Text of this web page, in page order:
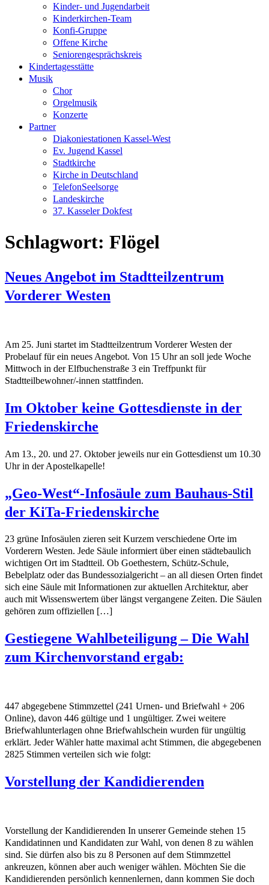
Kinder- und Jugendarbeit
Kinderkirchen-Team
Konfi-Gruppe
Offene Kirche
Seniorengesprächskreis
Kindertagesstätte
Musik
Chor
Orgelmusik
Konzerte
Partner
Diakoniestationen Kassel-West
Ev. Jugend Kassel
Stadtkirche
Kirche in Deutschland
TelefonSeelsorge
Landeskirche
37. Kasseler Dokfest
Schlagwort: Flögel
Neues Angebot im Stadtteilzentrum
Vorderer Westen
Am 25. Juni startet im Stadtteilzentrum Vorderer Westen der
Probelauf für ein neues Angebot. Von 15 Uhr an soll jede Woche
Mittwoch in der Elfbuchenstraße 3 ein Treffpunkt für
Stadtteilbewohner/-innen stattfinden.
Im Oktober keine Gottesdienste in der
Friedenskirche
Am 13., 20. und 27. Oktober jeweils nur ein Gottesdienst um 10.30
Uhr in der Apostelkapelle!
„Geo-West“-Infosäule zum Bauhaus-Stil
der KiTa-Friedenskirche
23 grüne Infosäulen zieren seit Kurzem verschiedene Orte im
Vorderern Westen. Jede Säule informiert über einen städtebaulich
wichtigen Ort im Stadtteil. Ob Goethestern, Schütz-Schule,
Bebelplatz oder das Bundessozialgericht – an all diesen Orten findet
sich eine Säule mit Informationen zur aktuellen Architektur, aber
auch mit Wissenswertem über längst vergangene Zeiten. Die Säulen
gehören zum offiziellen […]
Gestiegene Wahlbeteiligung – Die Wahl
zum Kirchenvorstand ergab:
447 abgegebene Stimmzettel (241 Urnen- und Briefwahl + 206
Online), davon 446 gültige und 1 ungültiger. Zwei weitere
Briefwahlunterlagen ohne Briefwahlschein wurden für ungültig
erklärt. Jeder Wähler hatte maximal acht Stimmen, die abgegebenen
2825 Stimmen verteilen sich wie folgt:
Vorstellung der Kandidierenden
Vorstellung der Kandidierenden In unserer Gemeinde stehen 15
Kandidatinnen und Kandidaten zur Wahl, von denen 8 zu wählen
sind. Sie dürfen also bis zu 8 Personen auf dem Stimmzettel
ankreuzen, können aber auch weniger wählen. Möchten Sie die
Kandidierenden persönlich kennenlernen, dann kommen Sie doch